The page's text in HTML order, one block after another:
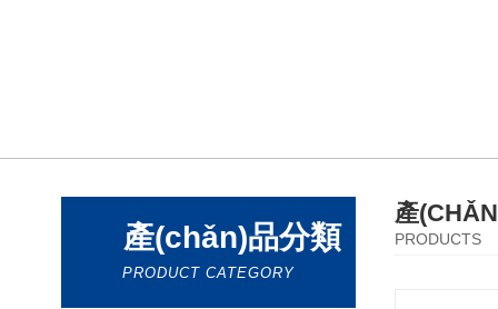
產(chǎn)品分類
PRODUCT CATEGORY
產
PRODUCTS